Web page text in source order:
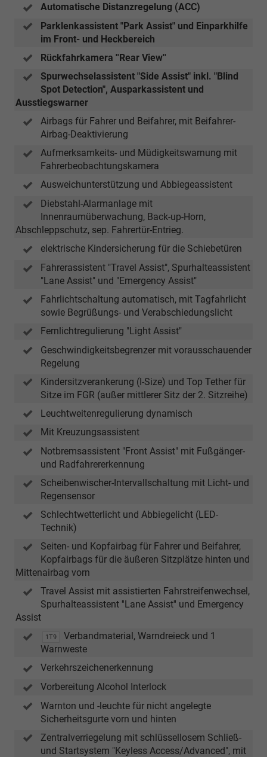
Automatische Distanzregelung (ACC)
Parklenkassistent "Park Assist" und Einparkhilfe
im Front- und Heckbereich
Rückfahrkamera ''Rear View''
Spurwechselassistent "Side Assist" inkl. "Blind
Spot Detection", Ausparkassistent und
Ausstiegswarner
Airbags für Fahrer und Beifahrer, mit Beifahrer-
Airbag-Deaktivierung
Aufmerksamkeits- und Müdigkeitswarnung mit
Fahrerbeobachtungskamera
Ausweichunterstützung und Abbiegeassistent
Diebstahl-Alarmanlage mit
Innenraumüberwachung, Back-up-Horn,
Abschleppschutz, sep. Fahrertür-Entrieg.
elektrische Kindersicherung für die Schiebetüren
Fahrerassistent "Travel Assist", Spurhalteassistent
"Lane Assist" und "Emergency Assist"
Fahrlichtschaltung automatisch, mit Tagfahrlicht
sowie Begrüßungs- und Verabschiedungslicht
Fernlichtregulierung "Light Assist"
Geschwindigkeitsbegrenzer mit vorausschauender
Regelung
Kindersitzverankerung (I-Size) und Top Tether für
Sitze im FGR (außer mittlerer Sitz der 2. Sitzreihe)
Leuchtweitenregulierung dynamisch
Mit Kreuzungsassistent
Notbremsassistent "Front Assist" mit Fußgänger-
und Radfahrererkennung
Scheibenwischer-Intervallschaltung mit Licht- und
Regensensor
Schlechtwetterlicht und Abbiegelicht (LED-
Technik)
Seiten- und Kopfairbag für Fahrer und Beifahrer,
Kopfairbags für die äußeren Sitzplätze hinten und
Mittenairbag vorn
Travel Assist mit assistierten Fahrstreifenwechsel,
Spurhalteassistent ''Lane Assist'' und Emergency
Assist
1T9
Verbandmaterial, Warndreieck und 1
Warnweste
Verkehrszeichenerkennung
Vorbereitung Alcohol Interlock
Warnton und -leuchte für nicht angelegte
Sicherheitsgurte vorn und hinten
Zentralverriegelung mit schlüssellosem Schließ-
und Startsystem "Keyless Access/Advanced", mit